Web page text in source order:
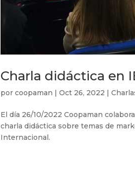
Charla didáctica en
porcoopaman |Oct 26, 2022 |
El día 26/10/2022 Coopaman
charla didáctica sobre temas de
Internacional.